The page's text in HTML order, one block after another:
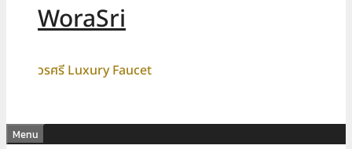
WoraSri
วรศรี Luxury Faucet
Menu